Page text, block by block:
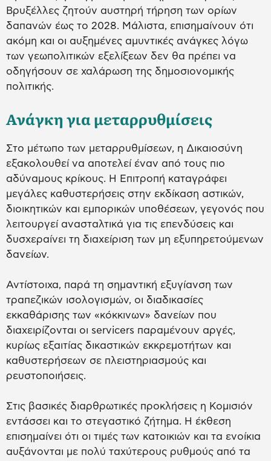
Βρυξέλλες ζητούν αυστηρή τήρηση των ορίων
δαπανών έως το 2028. Μάλιστα, επισημαίνουν ότι
ακόμη και οι αυξημένες αμυντικές ανάγκες λόγω
των γεωπολιτικών εξελίξεων δεν θα πρέπει να
οδηγήσουν σε χαλάρωση της δημοσιονομικής
πολιτικής.
Ανάγκη για μεταρρυθμίσεις
Στο μέτωπο των μεταρρυθμίσεων, η Δικαιοσύνη
εξακολουθεί να αποτελεί έναν από τους πιο
αδύναμους κρίκους. Η Επιτροπή καταγράφει
μεγάλες καθυστερήσεις στην εκδίκαση αστικών,
διοικητικών και εμπορικών υποθέσεων, γεγονός που
λειτουργεί ανασταλτικά για τις επενδύσεις και
δυσχεραίνει τη διαχείριση των μη εξυπηρετούμενων
δανείων.
Αντίστοιχα, παρά τη σημαντική εξυγίανση των
τραπεζικών ισολογισμών, οι διαδικασίες
εκκαθάρισης των «κόκκινων» δανείων που
διαχειρίζονται οι servicers παραμένουν αργές,
κυρίως εξαιτίας δικαστικών εκκρεμοτήτων και
καθυστερήσεων σε πλειστηριασμούς και
ρευστοποιήσεις.
Στις βασικές διαρθρωτικές προκλήσεις η Κομισιόν
εντάσσει και το στεγαστικό ζήτημα. Η έκθεση
επισημαίνει ότι οι τιμές των κατοικιών και τα ενοίκια
αυξάνονται με πολύ ταχύτερους ρυθμούς από τα